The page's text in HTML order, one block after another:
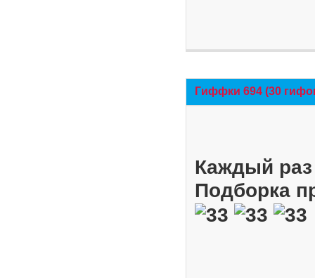
Гиффки 694 (30
Каждый
Подборка